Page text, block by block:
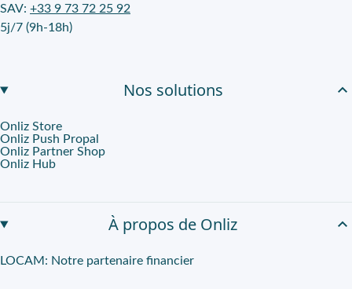
SAV: +33 9 73 72 25 92
5j/7 (9h-18h)
Nos solutions
Onliz Store
Onliz Push Propal
Onliz Partner Shop
Onliz Hub
À propos de Onliz
LOCAM: Notre partenaire financier